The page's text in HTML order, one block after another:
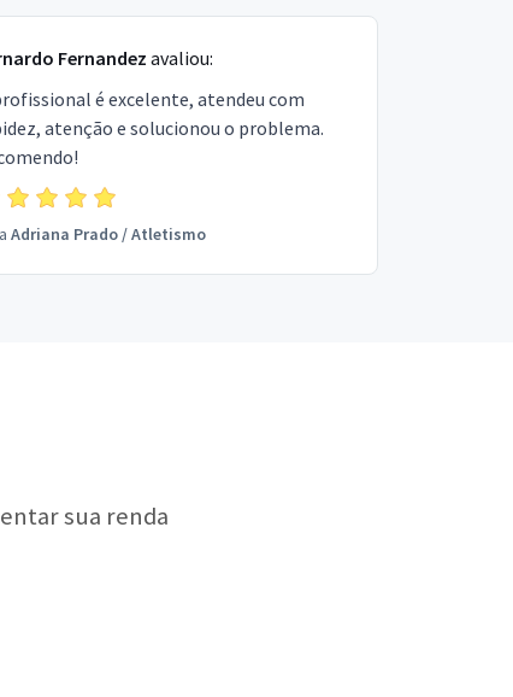
Fernandez avaliou:
é excelente, atendeu com
atenção e solucionou o problema.
Adriana Prado/Atletismo
sua renda